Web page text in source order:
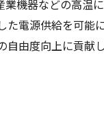
業機器などの高温
た電源供給を可能
由度向上に貢献し